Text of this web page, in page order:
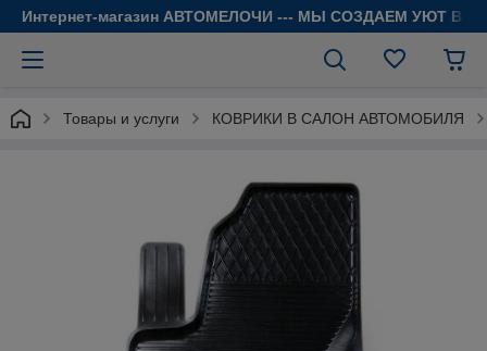
Интернет-магазин АВТОМЕЛОЧИ --- МЫ СОЗДАЕМ УЮТ В
Товары и услуги КОВРИКИ В САЛОН АВТОМОБИЛЯ